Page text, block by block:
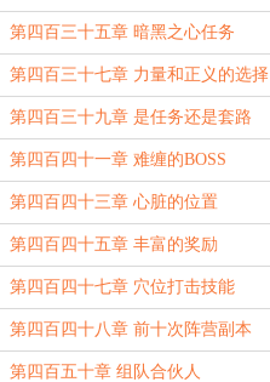
第四百三十五章 暗黑之心任务
第四百三十七章 力量和正义的选择
第四百三十九章 是任务还是套路
第四百四十一章 难缠的BOSS
第四百四十三章 心脏的位置
第四百四十五章 丰富的奖励
第四百四十七章 穴位打击技能
第四百四十八章 前十次阵营副本
第四百五十章 组队合伙人